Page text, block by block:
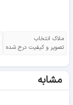
ملاک انتخاب
تصویر و کیفیت درج شده
مشابه